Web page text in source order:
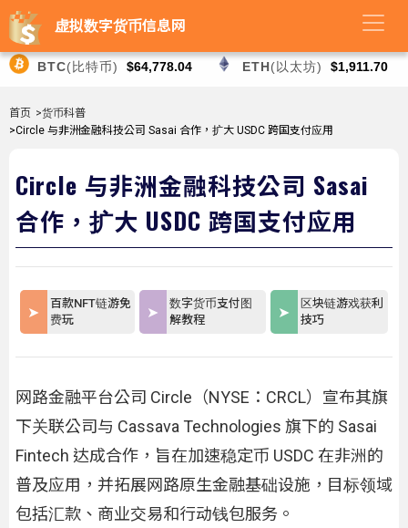
虚拟数字货币信息网
BTC(比特币) $64,778.04 ETH(以太坊) $1,911.70
首页 >货币科普
>Circle 与非洲金融科技公司 Sasai 合作，扩大 USDC 跨国支付应用
Circle 与非洲金融科技公司 Sasai
合作，扩大 USDC 跨国支付应用
百款NFT链游免
费玩
数字货币支付图
解教程
区块链游戏获利
技巧
网路金融平台公司 Circle（NYSE：CRCL）宣布其旗
下关联公司与 Cassava Technologies 旗下的 Sasai
Fintech 达成合作，旨在加速稳定币 USDC 在非洲的
普及应用，并拓展网路原生金融基础设施，目标领域
包括汇款、商业交易和行动钱包服务。